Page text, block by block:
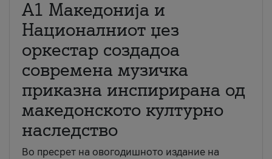
А1 Македонија и
Националниот џез
оркестар создадоа
современа музичка
приказна инспирирана од
македонското културно
наследство
Во пресрет на овогодишното издание на